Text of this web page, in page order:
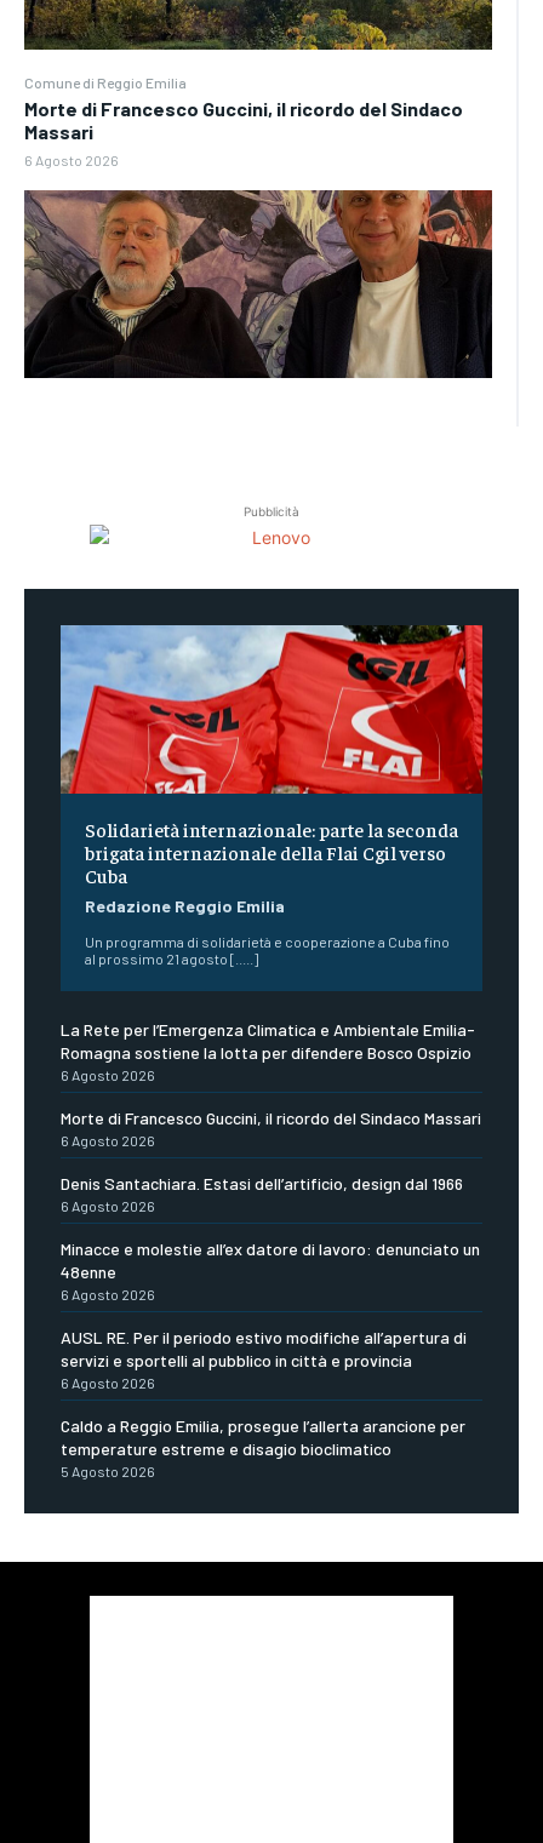
Comune di Reggio Emilia
Morte di Francesco Guccini, il ricordo del Sindaco
Massari
6 Agosto 2026
Pubblicità
Solidarietà internazionale: parte la seconda
brigata internazionale della Flai Cgil verso
Cuba
Redazione Reggio Emilia
Un programma di solidarietà e cooperazione a Cuba fino
al prossimo 21 agosto [.....]
La Rete per l’Emergenza Climatica e Ambientale Emilia-
Romagna sostiene la lotta per difendere Bosco Ospizio
6 Agosto 2026
Morte di Francesco Guccini, il ricordo del Sindaco Massari
6 Agosto 2026
Denis Santachiara. Estasi dell’artificio, design dal 1966
6 Agosto 2026
Minacce e molestie all’ex datore di lavoro: denunciato un
48enne
6 Agosto 2026
AUSL RE. Per il periodo estivo modifiche all’apertura di
servizi e sportelli al pubblico in città e provincia
6 Agosto 2026
Caldo a Reggio Emilia, prosegue l’allerta arancione per
temperature estreme e disagio bioclimatico
5 Agosto 2026